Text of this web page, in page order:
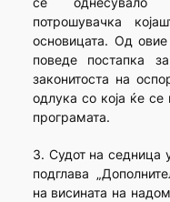
потрошувачка
основицата. Од
поведе постапка
законитоста на
одлука со која ќе
програмата.
3. Судот на седница
подглава
на висината на